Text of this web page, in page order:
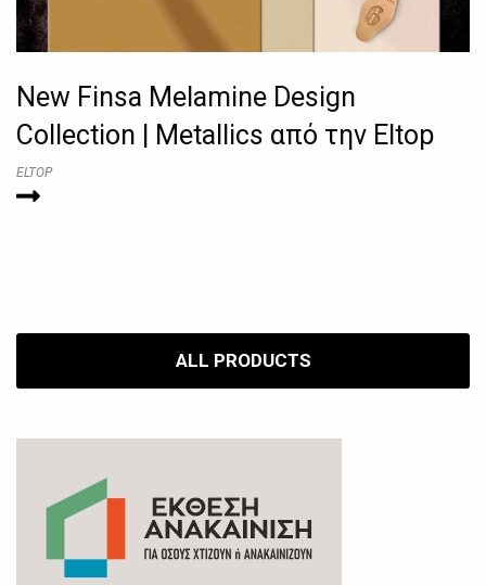
New Finsa Melamine Design
Collection | Metallics από την Eltop
ELTOP
ALL PRODUCTS